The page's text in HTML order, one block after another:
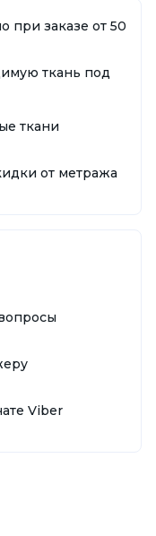
при заказе от 50
ткань под
ткани
от метража
Viber